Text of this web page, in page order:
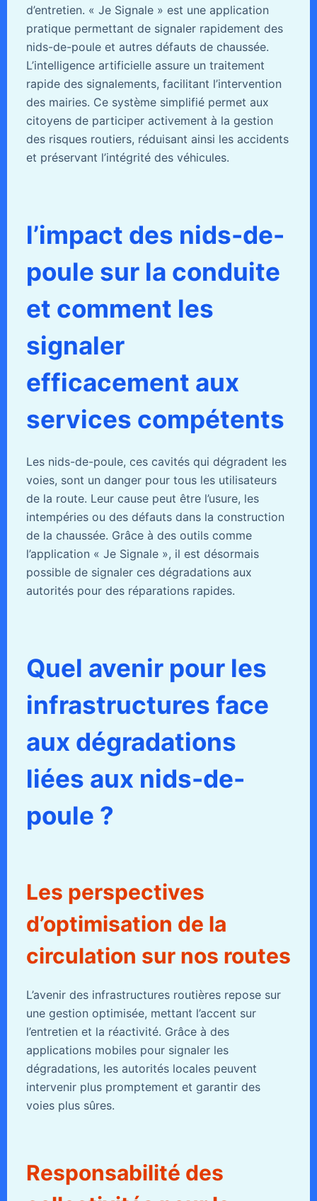
d’entretien. « Je Signale » est une application
pratique permettant de signaler rapidement des
nids-de-poule et autres défauts de chaussée.
L’intelligence artificielle assure un traitement
rapide des signalements, facilitant l’intervention
des mairies. Ce système simplifié permet aux
citoyens de participer activement à la gestion
des risques routiers, réduisant ainsi les accidents
et préservant l’intégrité des véhicules.
l’impact des nids-de-
poule sur la conduite
et comment les
signaler
efficacement aux
services compétents
Les nids-de-poule, ces cavités qui dégradent les
voies, sont un danger pour tous les utilisateurs
de la route. Leur cause peut être l’usure, les
intempéries ou des défauts dans la construction
de la chaussée. Grâce à des outils comme
l’application « Je Signale », il est désormais
possible de signaler ces dégradations aux
autorités pour des réparations rapides.
Quel avenir pour les
infrastructures face
aux dégradations
liées aux nids-de-
poule ?
Les perspectives
d’optimisation de la
circulation sur nos routes
L’avenir des infrastructures routières repose sur
une gestion optimisée, mettant l’accent sur
l’entretien et la réactivité. Grâce à des
applications mobiles pour signaler les
dégradations, les autorités locales peuvent
intervenir plus promptement et garantir des
voies plus sûres.
Responsabilité des